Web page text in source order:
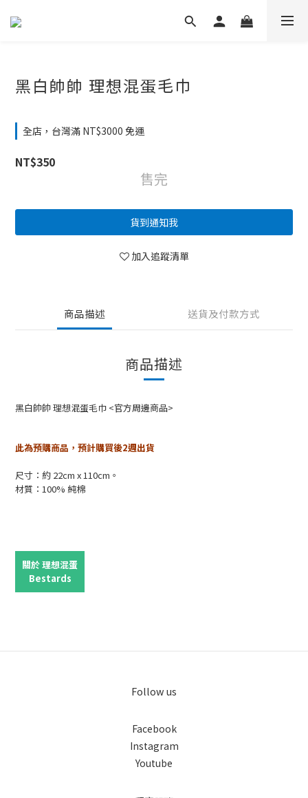
黑白帥帥 理想混蛋毛巾
全店，台灣滿 NT$3000 免運
NT$350
售完
貨到通知我
加入追蹤清單
商品描述 送貨及付款方式
商品描述
黑白帥帥 理想混蛋毛巾 <官方周邊商品>
此為預購商品，預計購買後2週出貨
尺寸：約 22cm x 110cm。
材質：100% 純棉
關於 理想混蛋
Bestards
Follow us
Facebook
Instagram
Youtube